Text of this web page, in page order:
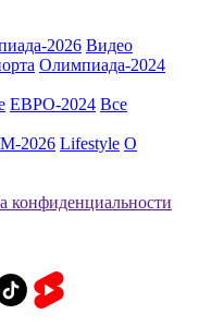
2026 Видео
Олимпиада-2024
ЕВРО-2024 Все
2026 Lifestyle О
конфиденциальности